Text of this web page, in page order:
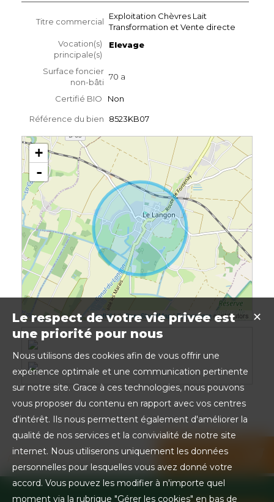
Titre commercial
Exploitation Chèvres Lait
Transformation et Vente directe
Vocation(s)
principale(s)
Elevage
Surface foncier
non-bâti
70 a
Certifié BIO Non
Référence du bien 8523KB07
+
-
Leaflet| ©OpenStreetMap|Foursquarecontributors
Partager sur les réseaux sociaux
✕
Le respect de votre vie privée est
une priorité pour nous
Nous utilisons des cookies afin de vous offrir une
expérience optimale et une communication pertinente
sur notre site. Grace à ces technologies, nous pouvons
vous proposer du contenu en rapport avec vos centres
d'intérêt. Ils nous permettent également d'améliorer la
qualité de nos services et la convivialité de notre site
internet. Nous utiliserons uniquement les données
personnelles pour lesquelles vous avez donné votre
accord. Vous pouvez les modifier à n'importe quel
moment via la rubrique "Gérer les cookies" en bas de